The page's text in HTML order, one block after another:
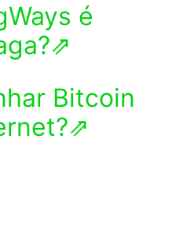
é
Bitcoin